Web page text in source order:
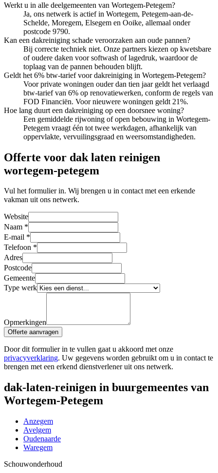
Werkt u in alle deelgemeenten van Wortegem-Petegem?
Ja, ons netwerk is actief in Wortegem, Petegem-aan-de-
Schelde, Moregem, Elsegem en Ooike, allemaal onder
postcode 9790.
Kan een dakreiniging schade veroorzaken aan oude pannen?
Bij correcte techniek niet. Onze partners kiezen op kwetsbare
of oudere daken voor softwash of lagedruk, waardoor de
toplaag van de pannen behouden blijft.
Geldt het 6% btw-tarief voor dakreiniging in Wortegem-Petegem?
Voor private woningen ouder dan tien jaar geldt het verlaagd
btw-tarief van 6% op renovatiewerken, conform de regels van
FOD Financiën. Voor nieuwere woningen geldt 21%.
Hoe lang duurt een dakreiniging op een doorsnee woning?
Een gemiddelde rijwoning of open bebouwing in Wortegem-
Petegem vraagt één tot twee werkdagen, afhankelijk van
oppervlakte, vervuilingsgraad en weersomstandigheden.
Offerte voor dak laten reinigen
wortegem-petegem
Vul het formulier in. Wij brengen u in contact met een erkende
vakman uit ons netwerk.
Website
Naam *
E-mail *
Telefoon *
Adres
Postcode
Gemeente
Type werk
Opmerkingen
Offerte aanvragen
Door dit formulier in te vullen gaat u akkoord met onze
privacyverklaring. Uw gegevens worden gebruikt om u in contact te
brengen met een erkend dienstverlener uit ons netwerk.
dak-laten-reinigen in buurgemeentes van
Wortegem-Petegem
Anzegem
Avelgem
Oudenaarde
Waregem
Schouwonderhoud